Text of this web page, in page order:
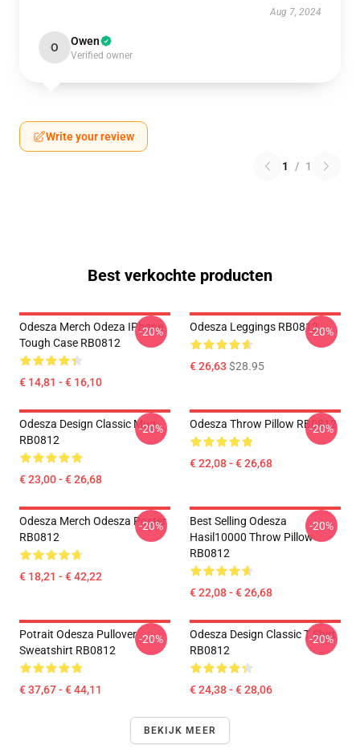
Aug 7, 2024
O Owen
Verified owner
Write your review
1 / 1
Best verkochte producten
Odesza Merch Odeza IPhone
Tough Case RB0812
€ 14,81 - € 16,10
-20% Odesza Leggings RB0812
€ 26,63 $28.95
-20%
Odesza Design Classic Mug
RB0812
€ 23,00 - € 26,68
-20% Odesza Throw Pillow RB0812
€ 22,08 - € 26,68
-20%
Odesza Merch Odesza Poster
RB0812
€ 18,21 - € 42,22
-20%
Best Selling Odesza
Hasil10000 Throw Pillow
RB0812
€ 22,08 - € 26,68
-20%
Potrait Odesza Pullover
Sweatshirt RB0812
€ 37,67 - € 44,11
-20%
Odesza Design Classic T Shirt
RB0812
€ 24,38 - € 28,06
-20%
BEKIJK MEER